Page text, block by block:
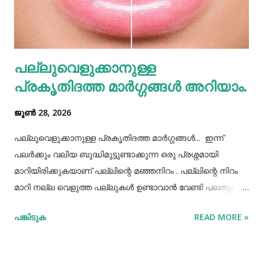
നാഡീഞരമ്ബുകളുടെ പ്രഭവസ്ഥാനമാണ്. നിറുകയിലൂടെ
വെള്ളവും എണ്ണയും നാഡിവ്യൂഹത്തിലേക്ക് നേരിട്ടരിച്ചിറങ്ങും.
വെള്ളം നിറുകയില്‍ താഴുന്നതാണു നീര്‍ക്കെട്ടിനു
കാരണമാകുന്നത്. മുൻകാലങ്ങളില്‍ മഴക്കാലം
പനിക്കാലമായിരുന്നില്ല. കാരണം, പണ്...
പല്ലുവെളുക്കാനുള്ള
പ്രകൃതിദത്ത മാര്‍ഗ്ഗങ്ങള്‍ അറിയാം.
ജൂൺ 28, 2026
പല്ലുവെളുക്കാനുള്ള പ്രകൃതിദത്ത മാര്‍ഗ്ഗങ്ങള്‍... ഇന്ന്
പലർക്കും വലിയ ബുദ്ധിമുട്ടുണ്ടാക്കുന്ന ഒരു പ്രശ്നമായി
മാറിയിരിക്കുകയാണ് പല്ലിന്റെ മഞ്ഞനിറം . പല്ലിന്റെ നിറം
മാറി നല്ല വെളുത്ത പല്ലുകൾ ഉണ്ടാവാൻ വേണ്ടി പലതും
പല്ലിന്‍റെ മഞ്ഞനിറം മാറ്റാന്‍ പല മാര്‍ഗ്ഗങ്ങളും
പങ്കിടുക READ MORE »